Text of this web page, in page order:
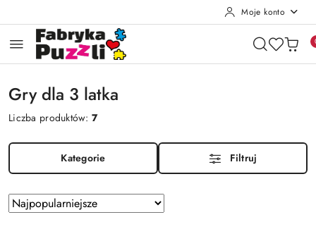
Moje konto
Gry dla 3 latka
Liczba produktów:7
Kategorie Filtruj
Zastosowano
sortowanie:
Sortuj
według